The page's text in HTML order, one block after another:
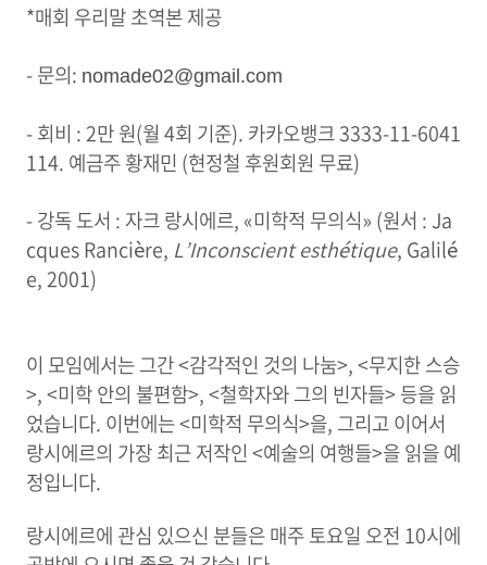
*매회 우리말 초역본 제공
- 문의: nomade02@gmail.com
- 회비 : 2만 원(월 4회 기준). 카카오뱅크 3333-11-6041
114. 예금주 황재민 (현정철 후원회원 무료)
- 강독 도서 : 자크 랑시에르, «미학적 무의식» (원서 : Ja
cques Rancière, L’Inconscient esthétique, Galilé
e, 2001)
이 모임에서는 그간 <감각적인 것의 나눔>, <무지한 스승
>, <미학 안의 불편함>, <철학자와 그의 빈자들> 등을 읽
었습니다. 이번에는 <미학적 무의식>을, 그리고 이어서
랑시에르의 가장 최근 저작인 <예술의 여행들>을 읽을 예
정입니다.
랑시에르에 관심 있으신 분들은 매주 토요일 오전 10시에